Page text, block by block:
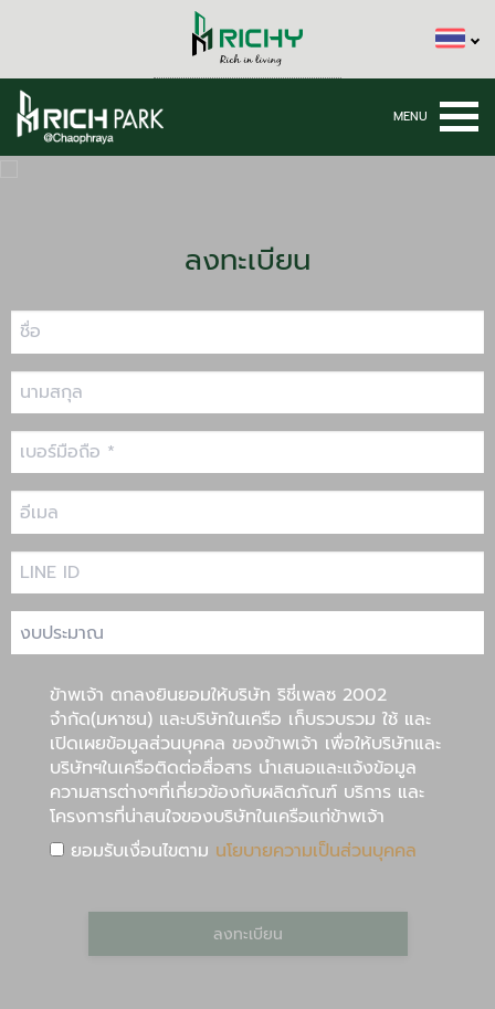
ลงทะเบียน
ขัาพเจ้า ตกลงยินยอมให้บริษัท ริชี่เพลซ 2002
จำกัด(มหาชน) และบริษัทในเครือ เก็บรวบรวม ใช้ และ
เปิดเผยข้อมูลส่วนบุคคล ของข้าพเจ้า เพื่อให้บริษัทและ
บริษัทฯในเครือติดต่อสื่อสาร นำเสนอและแจ้งข้อมูล
ความสารต่างๆที่เกี่ยวข้องกับผลิตภัณฑ์ บริการ และ
โครงการที่น่าสนใจของบริษัทในเครือแก่ข้าพเจ้า
ยอมรับเงื่อนไขตาม นโยบายความเป็นส่วนบุคคล
ลงทะเบียน